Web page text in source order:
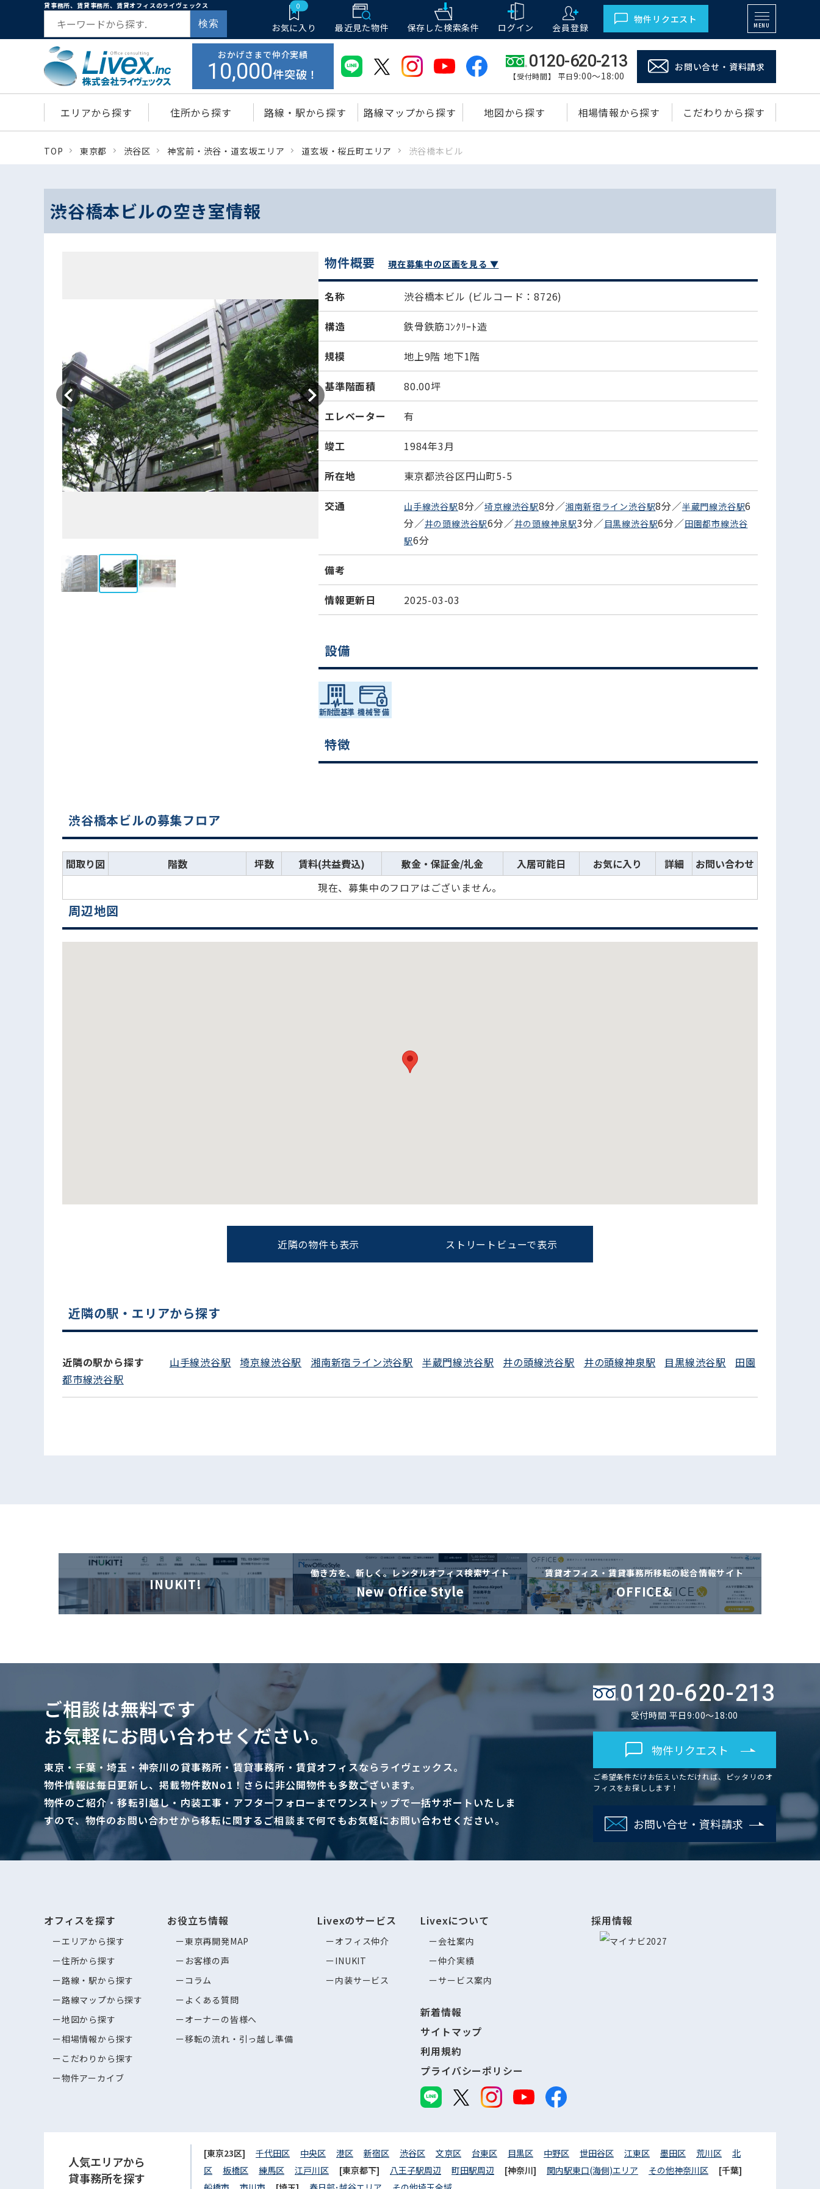
貸事務所、賃貸事務所、賃貸オフィスのライヴェックス
検索
0
お気に入り 最近見た物件 保存した検索条件 ログイン 会員登録
物件リクエスト
MENU
おかげさまで仲介実績
10,000件突破！
0120-620-213
【受付時間】 平日9:00～18:00
お問い合せ・資料請求
エリアから探す 住所から探す 路線・駅から探す 路線マップから探す 地図から探す 相場情報から探す こだわりから探す
TOP 東京都 渋谷区 神宮前・渋谷・道玄坂エリア 道玄坂・桜丘町エリア 渋谷橋本ビル
渋谷橋本ビルの空き室情報
物件概要 現在募集中の区画を見る ▼
名称 渋谷橋本ビル (ビルコード：8726)
構造 鉄骨鉄筋ｺﾝｸﾘｰﾄ造
規模 地上9階 地下1階
基準階面積 80.00坪
エレベーター 有
竣工 1984年3月
所在地 東京都渋谷区円山町5-5
交通 山手線渋谷駅8分／埼京線渋谷駅8分／湘南新宿ライン渋谷駅8分／半蔵門線渋谷駅6
分／井の頭線渋谷駅6分／井の頭線神泉駅3分／目黒線渋谷駅6分／田園都市線渋谷
駅6分
備考
情報更新日 2025-03-03
設備
特徴
渋谷橋本ビルの募集フロア
間取り図 階数 坪数 賃料(共益費込) 敷金・保証金/礼金 入居可能日 お気に入り 詳細
お問い合わせ
現在、募集中のフロアはございません。
スムーズにご案内できます
周辺地図
近隣の物件も表示 ストリートビューで表示
近隣の駅・エリアから探す
近隣の駅から探す 山手線渋谷駅 埼京線渋谷駅 湘南新宿ライン渋谷駅 半蔵門線渋谷駅 井の頭線渋谷駅 井の頭線神泉駅 目黒線渋谷駅
田園
都市線渋谷駅
INUKIT!
働き方を、新しく。レンタルオフィス検索サイト
New Office Style
賃貸オフィス・賃貸事務所移転の総合情報サイト
OFFICE&
ご相談は無料です
お気軽にお問い合わせください。
東京・千葉・埼玉・神奈川の貸事務所・賃貸事務所・賃貸オフィスならライヴェックス。
物件情報は毎日更新し、掲載物件数No1！さらに非公開物件も多数ございます。
物件のご紹介・移転引越し・内装工事・アフターフォローまでワンストップで一括サポートいたしま
すので、物件のお問い合わせから移転に関するご相談まで何でもお気軽にお問い合わせください。
0120-620-213
受付時間 平日9:00～18:00
物件リクエスト
ご希望条件だけお伝えいただければ、ピッタリのオ
フィスをお探しします！
お問い合せ・資料請求
オフィスを探す
エリアから探す
住所から探す
路線・駅から探す
路線マップから探す
地図から探す
相場情報から探す
こだわりから探す
物件アーカイブ
お役立ち情報
東京再開発MAP
お客様の声
コラム
よくある質問
オーナーの皆様へ
移転の流れ・引っ越し準備
Livexのサービス
オフィス仲介
INUKIT
内装サービス
Livexについて
会社案内
仲介実績
サービス案内
新着情報
サイトマップ
利用規約
プライバシーポリシー
採用情報
人気エリアから
貸事務所を探す
[東京23区] 千代田区 中央区 港区 新宿区 渋谷区 文京区 台東区 目黒区 中野区 世田谷区 江東区 墨田区 荒川区
北
区
板橋区 練馬区 江戸川区 [東京都下] 八王子駅周辺 町田駅周辺 [神奈川] 関内駅東口(海側)エリア その他神奈川区
[千葉]